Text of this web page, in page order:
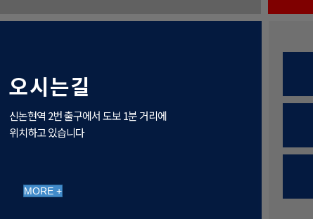
오시는길
신논현역 2번 출구에서 도보 1분 거리에
위치하고 있습니다
MORE +